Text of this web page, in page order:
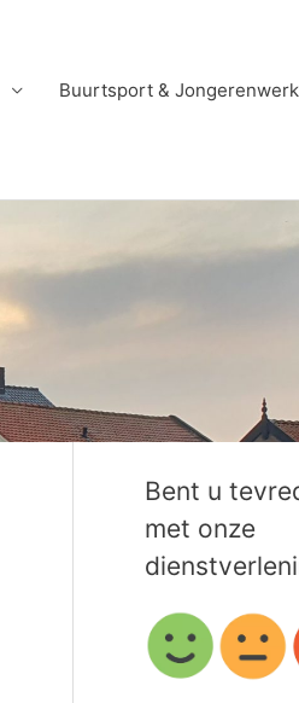
Buurtsport & Jongerenwerk
Bent u
met onze